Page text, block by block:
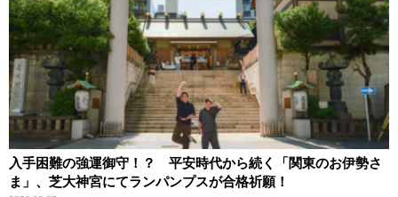
入手困難の強運御守！？ 平安時代から続く「関東のお伊勢さ
ま」、芝大神宮にてランパンプスが合格祈願！